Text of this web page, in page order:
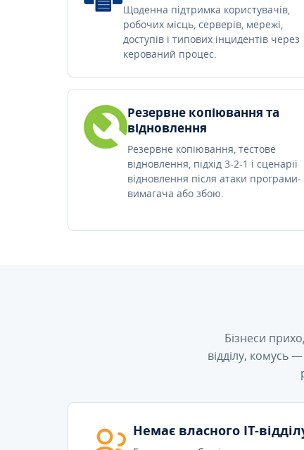
Щоденна підтримка користувачів,
робочих місць, серверів, мережі,
доступів і типових інцидентів через
керований процес.
Резервне копіювання та
відновлення
Резервне копіювання, тестове
відновлення, підхід 3-2-1 і сценарії
відновлення після атаки програми-
вимагача або збою.
Бізнеси
відділу, комусь
Немає власного IT-